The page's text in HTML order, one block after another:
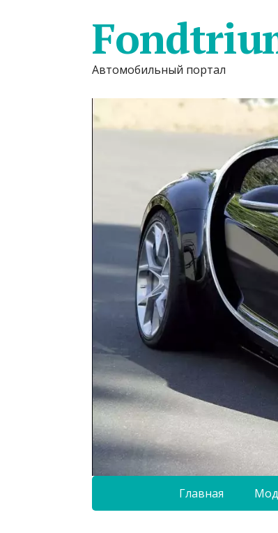
Автомобильный портал
Главная